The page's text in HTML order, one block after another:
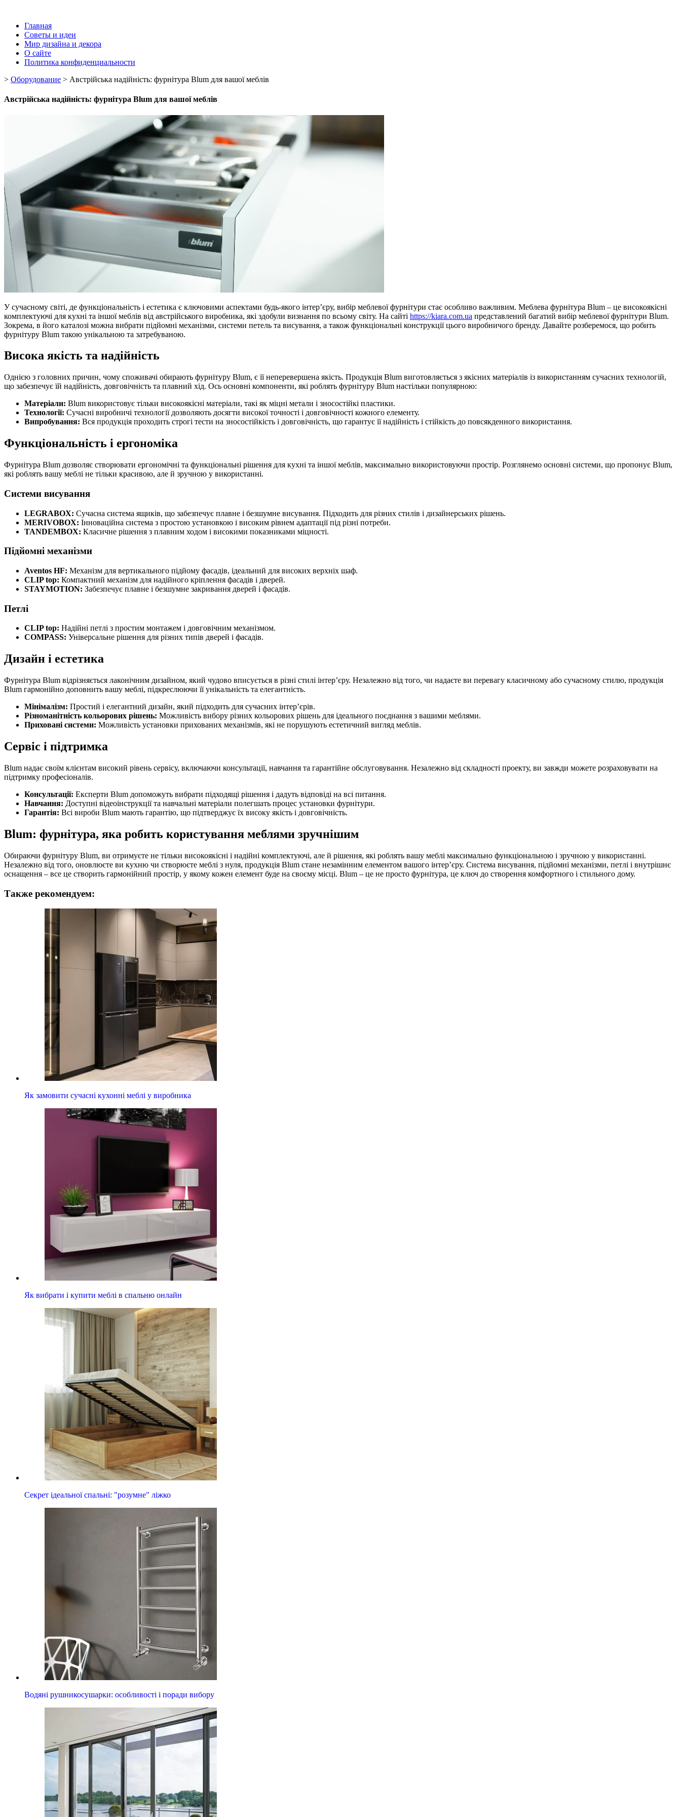
Главная
Советы и идеи
Мир дизайна и декора
О сайте
Политика конфиденциальности
> Оборудование > Австрійська надійність: фурнітура Blum для вашої меблів
Австрійська надійність: фурнітура Blum для вашої меблів
У сучасному світі, де функціональність і естетика є ключовими аспектами будь-якого інтер’єру, вибір меблевої фурнітури стає особливо важливим. Меблева фурнітура Blum – це високоякісні
комплектуючі для кухні та іншої меблів від австрійського виробника, які здобули визнання по всьому світу. На сайті https://kiara.com.ua представлений багатий вибір меблевої фурнітури Blum.
Зокрема, в його каталозі можна вибрати підйомні механізми, системи петель та висування, а також функціональні конструкції цього виробничого бренду. Давайте розберемося, що робить
фурнітуру Blum такою унікальною та затребуваною.
Висока якість та надійність
Однією з головних причин, чому споживачі обирають фурнітуру Blum, є її неперевершена якість. Продукція Blum виготовляється з якісних матеріалів із використанням сучасних технологій,
що забезпечує їй надійність, довговічність та плавний хід. Ось основні компоненти, які роблять фурнітуру Blum настільки популярною:
Матеріали: Blum використовує тільки високоякісні матеріали, такі як міцні метали і зносостійкі пластики.
Технології: Сучасні виробничі технології дозволяють досягти високої точності і довговічності кожного елементу.
Випробування: Вся продукція проходить строгі тести на зносостійкість і довговічність, що гарантує її надійність і стійкість до повсякденного використання.
Функціональність і ергономіка
Фурнітура Blum дозволяє створювати ергономічні та функціональні рішення для кухні та іншої меблів, максимально використовуючи простір. Розглянемо основні системи, що пропонує Blum,
які роблять вашу меблі не тільки красивою, але й зручною у використанні.
Системи висування
LEGRABOX: Сучасна система ящиків, що забезпечує плавне і безшумне висування. Підходить для різних стилів і дизайнерських рішень.
MERIVOBOX: Інноваційна система з простою установкою і високим рівнем адаптації під різні потреби.
TANDEMBOX: Класичне рішення з плавним ходом і високими показниками міцності.
Підйомні механізми
Aventos HF: Механізм для вертикального підйому фасадів, ідеальний для високих верхніх шаф.
CLIP top: Компактний механізм для надійного кріплення фасадів і дверей.
STAYMOTION: Забезпечує плавне і безшумне закривання дверей і фасадів.
Петлі
CLIP top: Надійні петлі з простим монтажем і довговічним механізмом.
COMPASS: Універсальне рішення для різних типів дверей і фасадів.
Дизайн і естетика
Фурнітура Blum відрізняється лаконічним дизайном, який чудово вписується в різні стилі інтер’єру. Незалежно від того, чи надаєте ви перевагу класичному або сучасному стилю, продукція
Blum гармонійно доповнить вашу меблі, підкреслюючи її унікальність та елегантність.
Мінімалізм: Простий і елегантний дизайн, який підходить для сучасних інтер’єрів.
Різноманітність кольорових рішень: Можливість вибору різних кольорових рішень для ідеального поєднання з вашими меблями.
Приховані системи: Можливість установки прихованих механізмів, які не порушують естетичний вигляд меблів.
Сервіс і підтримка
Blum надає своїм клієнтам високий рівень сервісу, включаючи консультації, навчання та гарантійне обслуговування. Незалежно від складності проекту, ви завжди можете розраховувати на
підтримку професіоналів.
Консультації: Експерти Blum допоможуть вибрати підходящі рішення і дадуть відповіді на всі питання.
Навчання: Доступні відеоінструкції та навчальні матеріали полегшать процес установки фурнітури.
Гарантія: Всі вироби Blum мають гарантію, що підтверджує їх високу якість і довговічність.
Blum: фурнітура, яка робить користування меблями зручнішим
Обираючи фурнітуру Blum, ви отримуєте не тільки високоякісні і надійні комплектуючі, але й рішення, які роблять вашу меблі максимально функціональною і зручною у використанні.
Незалежно від того, оновлюєте ви кухню чи створюєте меблі з нуля, продукція Blum стане незамінним елементом вашого інтер’єру. Система висування, підйомні механізми, петлі і внутрішнє
оснащення – все це створить гармонійний простір, у якому кожен елемент буде на своєму місці. Blum – це не просто фурнітура, це ключ до створення комфортного і стильного дому.
Также рекомендуем:
Як замовити сучасні кухонні меблі у виробника
Як вибрати і купити меблі в спальню онлайн
Секрет ідеальної спальні: "розумне" ліжко
Водяні рушникосушарки: особливості і поради вибору